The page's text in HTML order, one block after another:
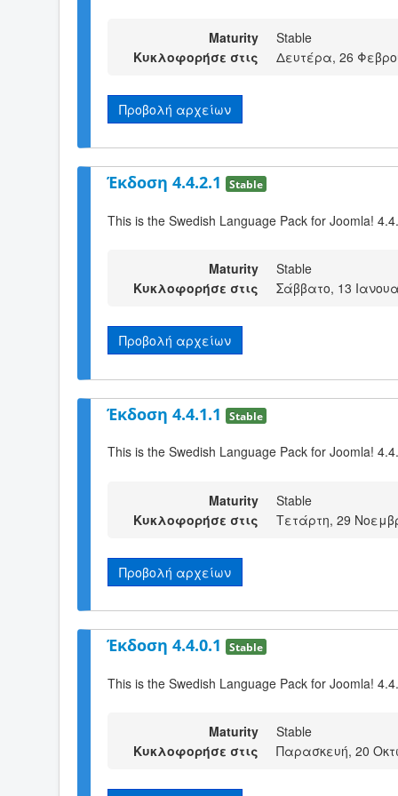
Maturity
Stable
Κυκλοφορήσε στις
Δευτέρα, 26
Προβολή αρχείων
Έκδοση 4.4.2.1 Stable
This is the Swedish Language Pack for Joomla!
Maturity
Stable
Κυκλοφορήσε στις
Σάββατο, 13
Προβολή αρχείων
Έκδοση 4.4.1.1 Stable
This is the Swedish Language Pack for Joomla!
Maturity
Stable
Κυκλοφορήσε στις
Τετάρτη, 29
Προβολή αρχείων
Έκδοση 4.4.0.1 Stable
This is the Swedish Language Pack for Joomla!
Maturity
Stable
Κυκλοφορήσε στις
Παρασκευή, 20